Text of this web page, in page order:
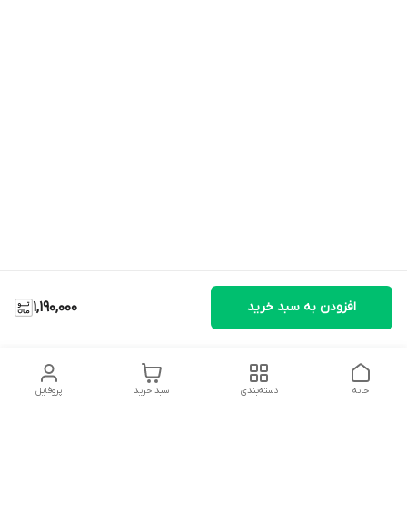
1,190,000 افزودن به سبد خرید
پروفایل سبد خرید دسته‌بندی خانه